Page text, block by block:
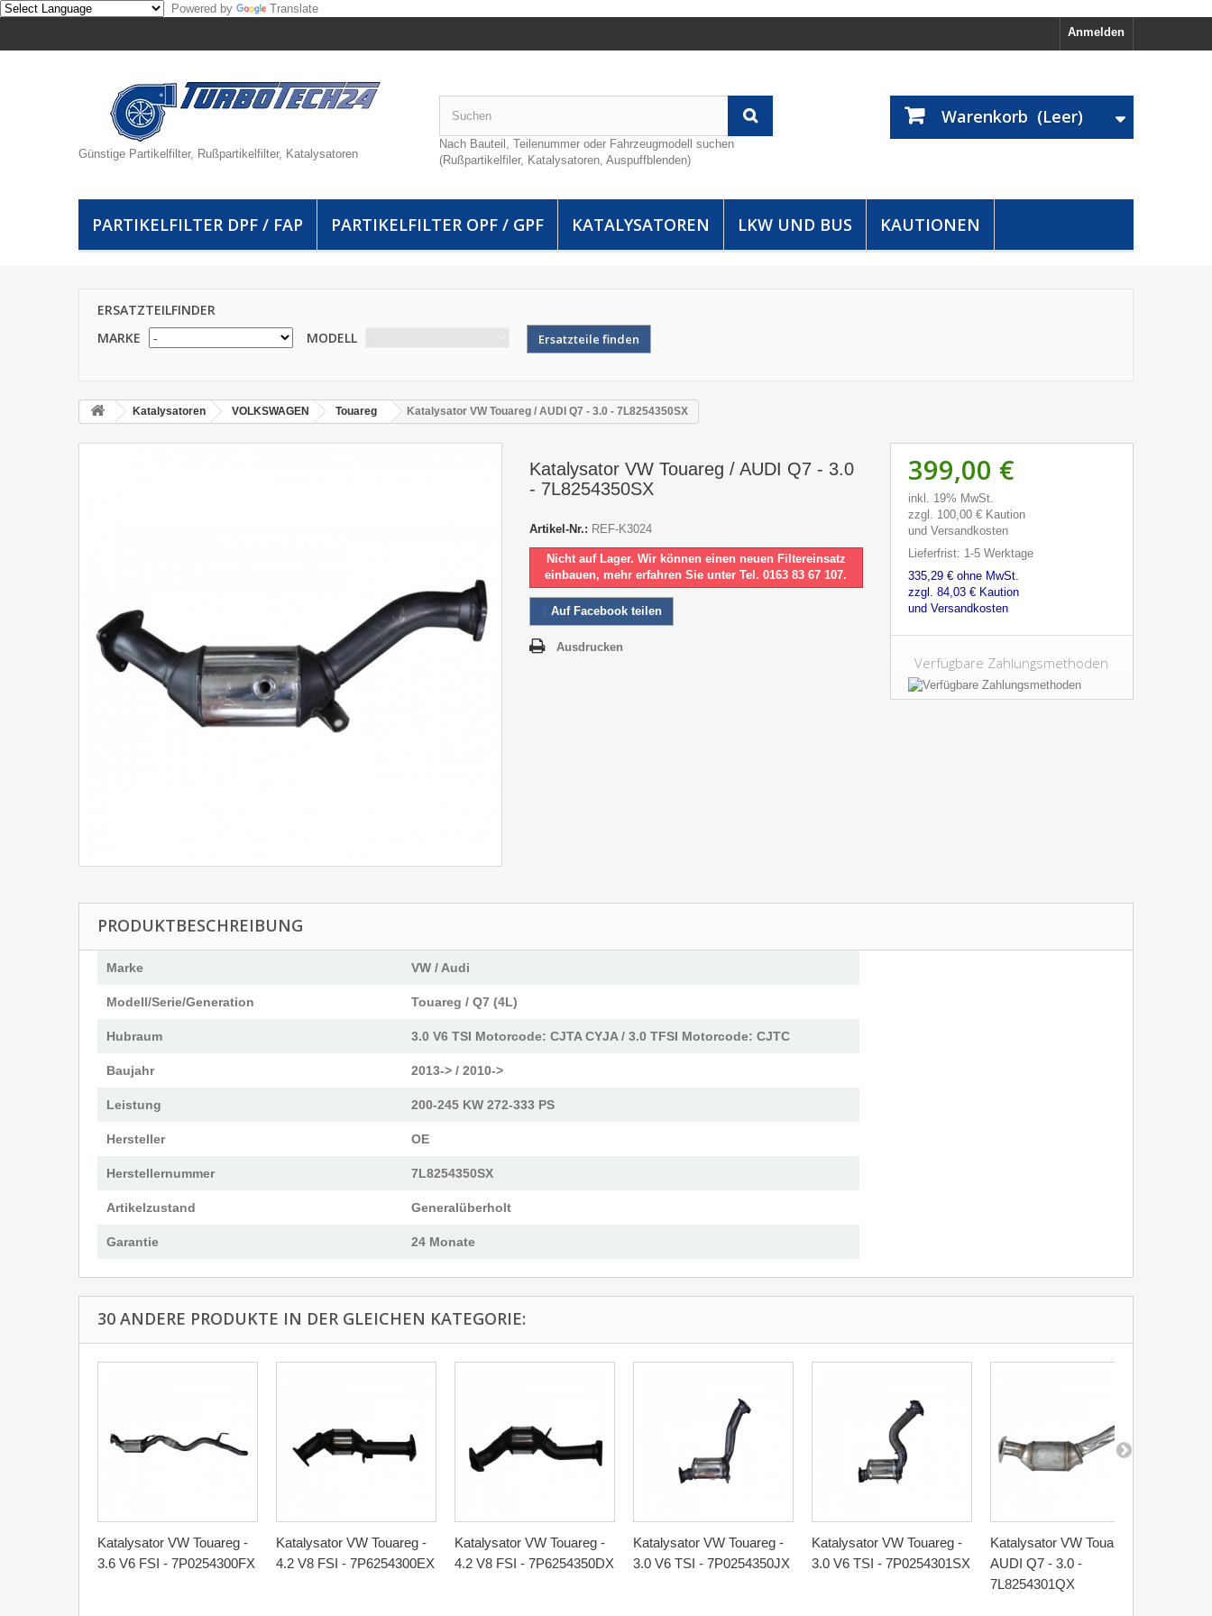
Powered by
Translate
Anmelden
Günstige Partikelfilter, Rußpartikelfilter, Katalysatoren
Nach Bauteil, Teilenummer oder Fahrzeugmodell suchen
(Rußpartikelfiler, Katalysatoren, Auspuffblenden)
Warenkorb (Leer)
PARTIKELFILTER DPF / FAP PARTIKELFILTER OPF / GPF KATALYSATOREN LKW UND BUS KAUTIONEN
ERSATZTEILFINDER
MARKE
MODELL
Katalysatoren VOLKSWAGEN Touareg Katalysator VW Touareg / AUDI Q7 - 3.0 - 7L8254350SX
Katalysator VW Touareg / AUDI Q7 - 3.0
- 7L8254350SX
Artikel-Nr.: REF-K3024
Nicht auf Lager. Wir können einen neuen Filtereinsatz
einbauen, mehr erfahren Sie unter Tel. 0163 83 67 107.
Auf Facebook teilen
Ausdrucken
399,00 €
inkl. 19% MwSt.
zzgl. 100,00 € Kaution
und Versandkosten
Lieferfrist: 1-5 Werktage
335,29 € ohne MwSt.
zzgl. 84,03 € Kaution
und Versandkosten
Verfügbare Zahlungsmethoden
PRODUKTBESCHREIBUNG
Marke VW / Audi
Modell/Serie/Generation Touareg / Q7 (4L)
Hubraum 3.0 V6 TSI Motorcode: CJTA CYJA / 3.0 TFSI Motorcode: CJTC
Baujahr 2013-> / 2010->
Leistung 200-245 KW 272-333 PS
Hersteller OE
Herstellernummer 7L8254350SX
Artikelzustand Generalüberholt
Garantie 24 Monate
30 ANDERE PRODUKTE IN DER GLEICHEN KATEGORIE:
Katalysator VW Touareg -
3.6 V6 FSI - 7P0254300FX
Katalysator VW Touareg -
4.2 V8 FSI - 7P6254300EX
Katalysator VW Touareg -
4.2 V8 FSI - 7P6254350DX
Katalysator VW Touareg -
3.0 V6 TSI - 7P0254350JX
Katalysator VW Touareg -
3.0 V6 TSI - 7P0254301SX
Katalysator VW Touareg /
AUDI Q7 - 3.0 -
7L8254301QX